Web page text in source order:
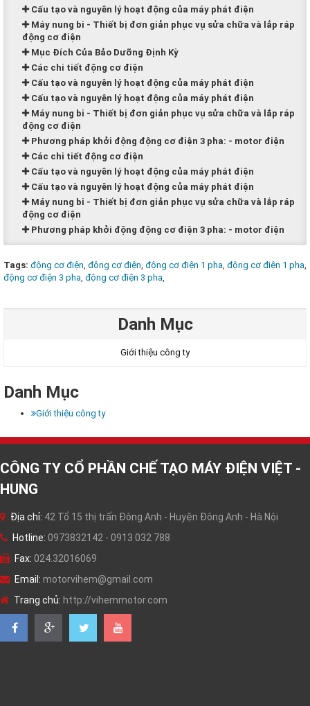
Cấu tạo và nguyên lý hoạt động của máy phát điện
Máy nung bi - Thiết bị đơn giản phục vụ sửa chữa và lắp ráp
động cơ điện
Mục Đích Của Bảo Dưỡng Định Kỳ
Các chi tiết động cơ điện
Cấu tạo và nguyên lý hoạt động của máy phát điện
Cấu tạo và nguyên lý hoạt động của máy phát điện
Máy nung bi - Thiết bị đơn giản phục vụ sửa chữa và lắp ráp
động cơ điện
Phương pháp khởi động động cơ điện 3 pha: - motor điện
Các chi tiết động cơ điện
Cấu tạo và nguyên lý hoạt động của máy phát điện
Cấu tạo và nguyên lý hoạt động của máy phát điện
Máy nung bi - Thiết bị đơn giản phục vụ sửa chữa và lắp ráp
động cơ điện
Phương pháp khởi động động cơ điện 3 pha: - motor điện
Tags: động cơ điện, đông cơ điện, động cơ điện 1 pha, động cơ điện 1 pha,
động cơ điện 3 pha, động cơ điện 3 pha,
Danh Mục
Giới thiệu công ty
Danh Mục
Giới thiệu công ty
CÔNG TY CỔ PHẦN CHẾ TẠO MÁY ĐIỆN VIỆT -
HUNG
Địa chỉ: 42 Tổ 15 thị trấn Đông Anh - Huyện Đông Anh - Hà Nội
Hotline: 0973832142 - 0913 032 788
Fax: 024.32016069
Email: motorvihem@gmail.com
Trang chủ: http://vihemmotor.com